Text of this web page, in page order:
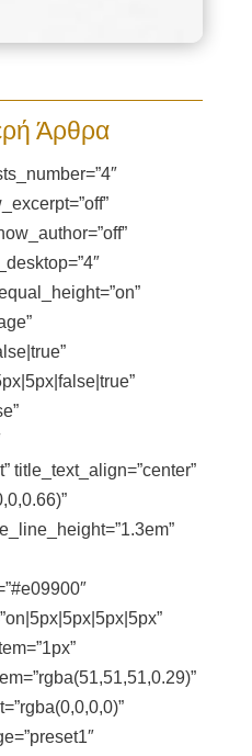
Άρθρα
title_text_align=”center”